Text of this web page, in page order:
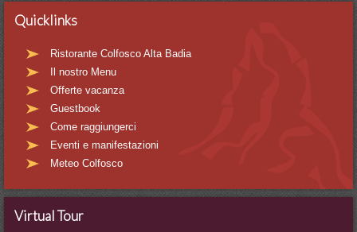
Quicklinks
Ristorante Colfosco Alta Badia
Il nostro Menu
Offerte vacanza
Guestbook
Come raggiungerci
Eventi e manifestazioni
Meteo Colfosco
Virtual Tour